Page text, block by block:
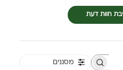
חוות דעת
דעת
מסננים